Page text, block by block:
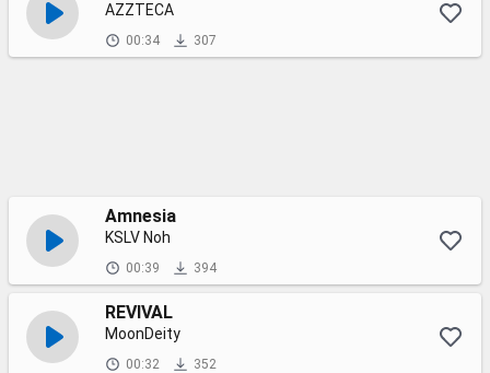
AZZTECA
00:34 307
Amnesia
KSLV Noh
00:39 394
REVIVAL
MoonDeity
00:32 352